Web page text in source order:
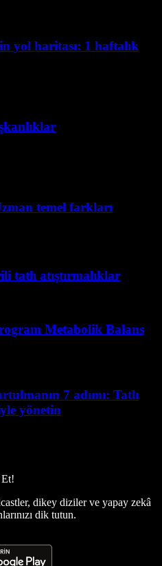
yol haritası: 1 haftalık
temel farkları
tatlı atıştırmalıklar
Metabolik Balans
7 adımı: Tatlı
yönetin
dikey diziler ve yapay zekâ
dik tutun.